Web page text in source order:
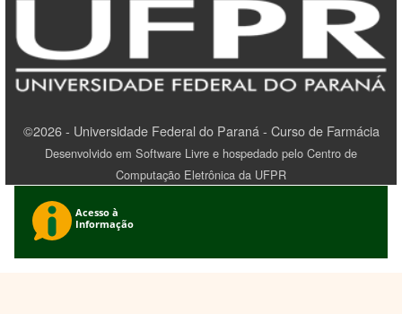
©2026 - Universidade Federal do Paraná - Curso de Farmácia
Desenvolvido em Software Livre e hospedado pelo Centro de
Computação Eletrônica da UFPR